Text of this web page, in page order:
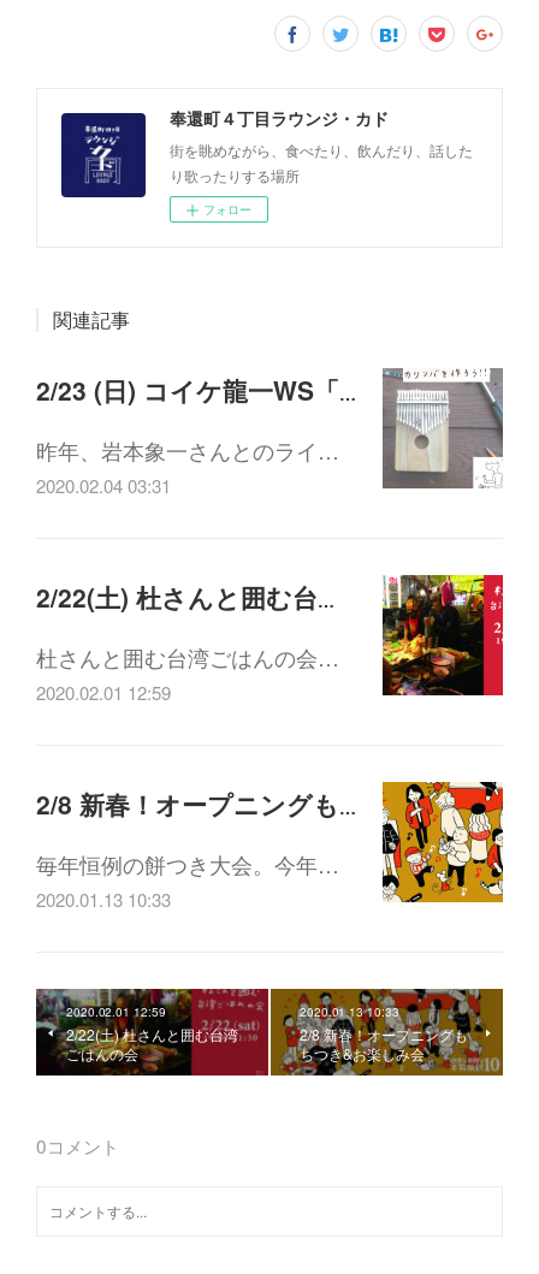
奉還町４丁目ラウンジ・カド
街を眺めながら、食べたり、飲んだり、話した
り歌ったりする場所
フォロー
関連記事
2/23 (日) コイケ龍一WS「カリンバを作ろう！！」
昨年、岩本象一さんとのライ…
2020.02.04 03:31
2/22(土) 杜さんと囲む台湾ごはんの会
杜さんと囲む台湾ごはんの会…
2020.02.01 12:59
2/8 新春！オープニングもちつき&お楽しみ会
毎年恒例の餅つき大会。今年…
2020.01.13 10:33
2020.02.01 12:59
2/22(土) 杜さんと囲む台湾
ごはんの会
2020.01.13 10:33
2/8 新春！オープニングも
ちつき&お楽しみ会
0コメント